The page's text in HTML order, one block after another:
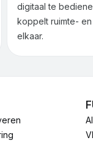
digitaal te
koppelt ruimte-
elkaar.